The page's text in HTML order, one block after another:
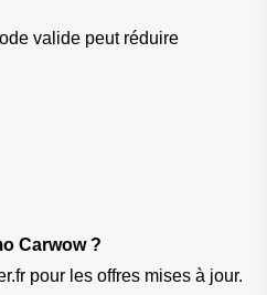
valide peut réduire
Carwow ?
pour les offres mises à jour.